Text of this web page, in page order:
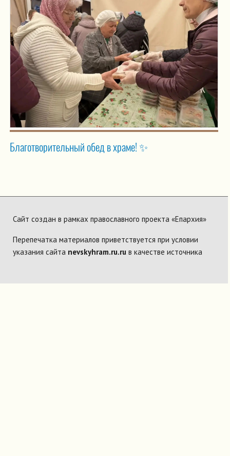
Благотворительный обед в храме! ✨
Сайт создан в рамках православного проекта «Епархия»
Перепечатка материалов приветствуется при условии
указания сайта nevskyhram.ru.ru в качестве источника